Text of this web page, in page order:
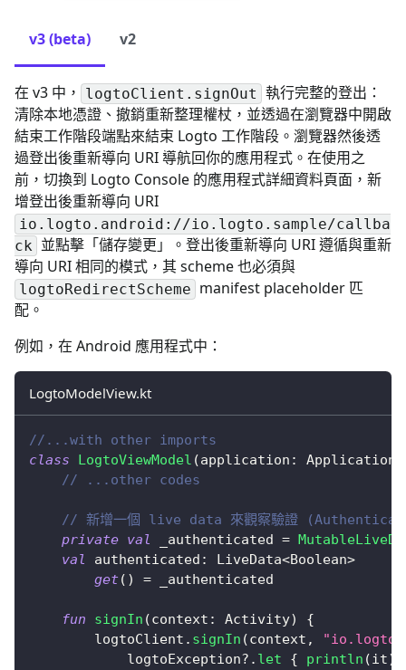
v3 (beta) v2
在 v3 中， logtoClient.signOut 執行完整的登出：
清除本地憑證、撤銷重新整理權杖，並透過在瀏覽器中開啟
結束工作階段端點來結束 Logto 工作階段。瀏覽器然後透
過登出後重新導向 URI 導航回你的應用程式。在使用之
前，切換到 Logto Console 的應用程式詳細資料頁面，新
增登出後重新導向 URI
io.logto.android://io.logto.sample/callba
ck 並點擊「儲存變更」。登出後重新導向 URI 遵循與重新
導向 URI 相同的模式，其 scheme 也必須與
logtoRedirectScheme manifest placeholder 匹
配。
例如，在 Android 應用程式中：
LogtoModelView.kt
//...with other imports
class
LogtoViewModel (application : Application
// ...other codes
// 新增一個 live data 來觀察驗證
private val _authenticated =
val
authenticated : LiveData<Boolean>
get( ) = _authenticated
fun signIn (context : Activity)
{
        logtoClient
. signIn (context ,
            logtoException
? . let { println (it)